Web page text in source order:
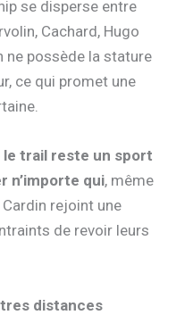
se disperse entre
Cachard, Hugo
ne possède la stature
ce qui promet une
le trail reste un sport
n’importe qui, même
rejoint une
de revoir leurs
distances